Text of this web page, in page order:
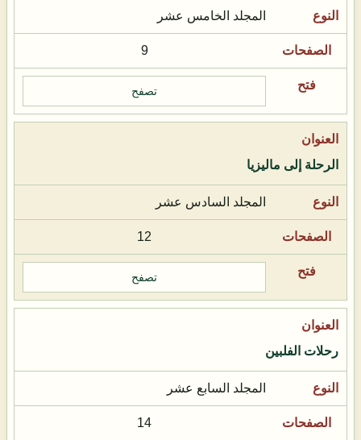
المجلد الخامس عشر
9
تصفح
الرحلة إلى ماليزيا
المجلد السادس عشر
12
تصفح
رحلات الفلبين
المجلد السابع عشر
14